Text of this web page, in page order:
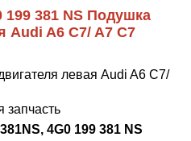
199 381 NS Подушка
Audi A6 C7/ A7 C7
левая Audi A6 C7/
запчасть
4G0 199 381 NS